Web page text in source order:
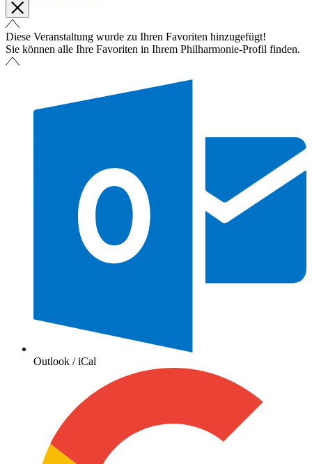
Diese Veranstaltung wurde zu Ihren Favoriten hinzugefügt!
Sie können alle Ihre Favoriten in Ihrem Philharmonie-Profil finden.
Outlook / iCal